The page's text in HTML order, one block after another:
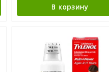
В корзину